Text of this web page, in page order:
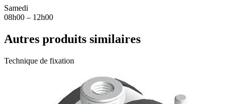
Samedi
08h00 – 12h00
Autres produits similaires
Technique de fixation